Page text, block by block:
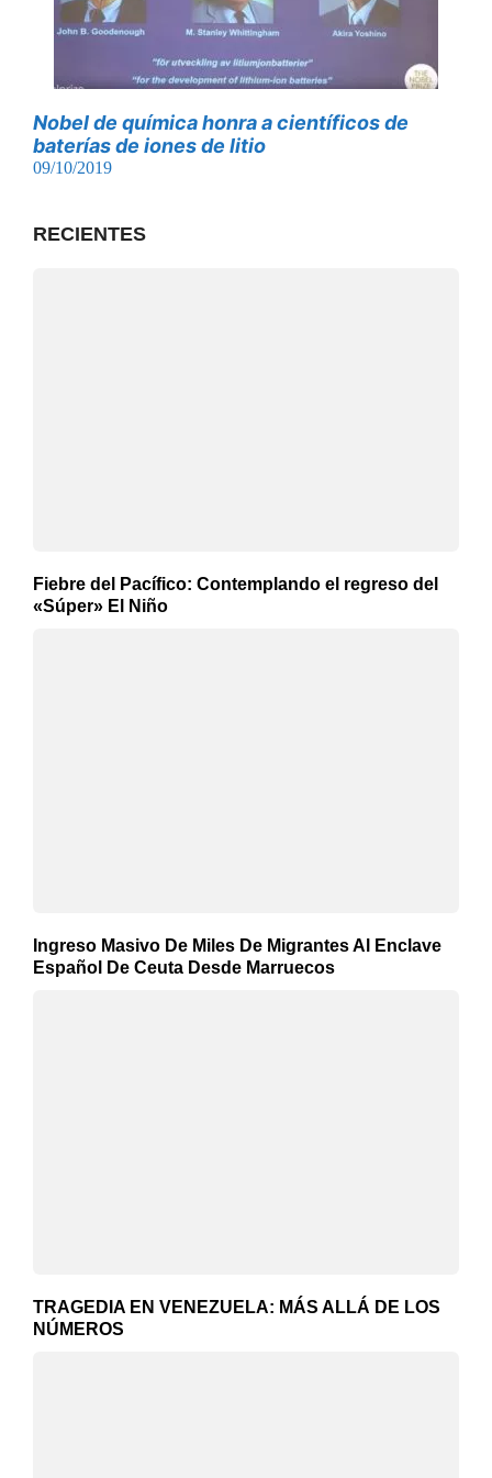
Nobel de química honra a científicos de
baterías de iones de litio
09/10/2019
RECIENTES
Fiebre del Pacífico: Contemplando el regreso del
«Súper» El Niño
Ingreso Masivo De Miles De Migrantes Al Enclave
Español De Ceuta Desde Marruecos
TRAGEDIA EN VENEZUELA: MÁS ALLÁ DE LOS
NÚMEROS